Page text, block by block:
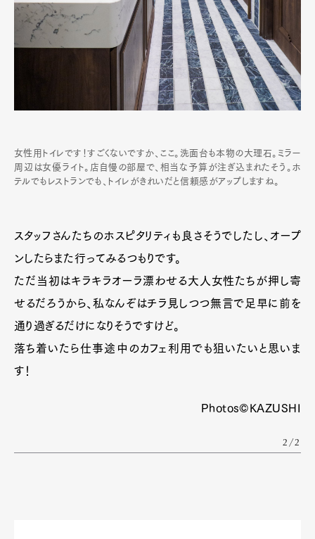
女性用トイレです！すごくないですか、ここ。洗面台も本物の大理石。ミラー
周辺は女優ライト。店自慢の部屋で、相当な予算が注ぎ込まれたそう。ホ
テルでもレストランでも、トイレがきれいだと信頼感がアップしますね。
スタッフさんたちのホスピタリティも良さそうでしたし、オープ
ンしたらまた行ってみるつもりです。
ただ当初はキラキラオーラ漂わせる大人女性たちが押し寄
せるだろうから、私なんぞはチラ見しつつ無言で足早に前を
通り過ぎるだけになりそうですけど。
落ち着いたら仕事途中のカフェ利用でも狙いたいと思いま
す！
Photos©KAZUSHI
2/2